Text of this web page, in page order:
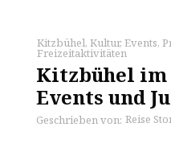
Kitzbühel, Kultur, Events,
Freizeitaktivitäten
Kitzbühel im
Events und
Geschrieben von: Reise